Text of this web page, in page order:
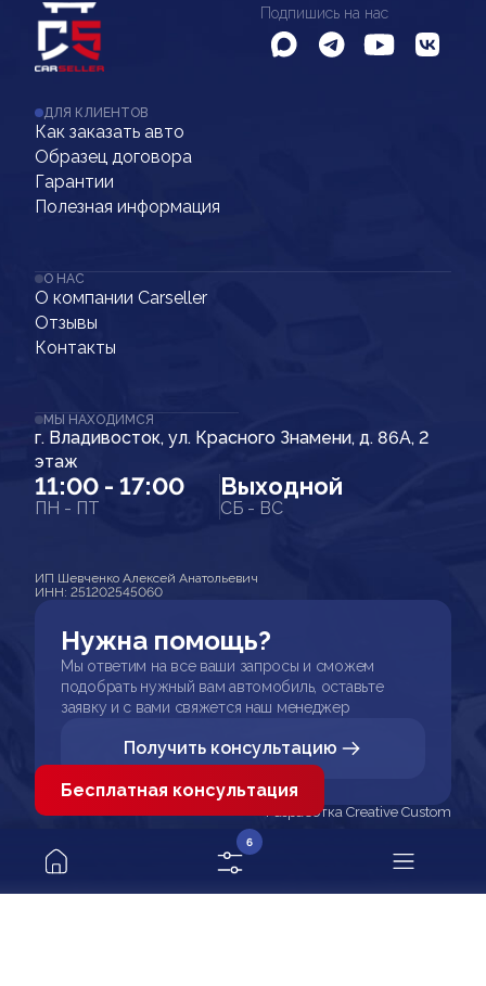
Подпишись на нас
ДЛЯ КЛИЕНТОВ
Как заказать авто
Образец договора
Гарантии
Полезная информация
О НАС
О компании Carseller
Отзывы
Контакты
МЫ НАХОДИМСЯ
г. Владивосток, ул. Красного Знамени, д. 86А, 2
этаж
11:00 - 17:00
ПН - ПТ
Выходной
СБ - ВС
ИП Шевченко Алексей Анатольевич
ИНН: 251202545060
Нужна помощь?
Мы ответим на все ваши запросы и сможем
подобрать нужный вам автомобиль, оставьте
заявку и с вами свяжется наш менеджер
Получить консультацию
Разработка Creative Custom
6
Бесплатная консультация